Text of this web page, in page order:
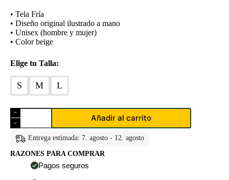
• Tela Fría
• Diseño original ilustrado a mano
• Unisex (hombre y mujer)
• Color beige
Elige tu Talla:
S M L
Camiseta
Tucancillo
Collarejo
cantidad
Añadir al carrito
Entrega estimada: 7. agosto - 12. agosto
RAZONES PARA COMPRAR
Pagos seguros